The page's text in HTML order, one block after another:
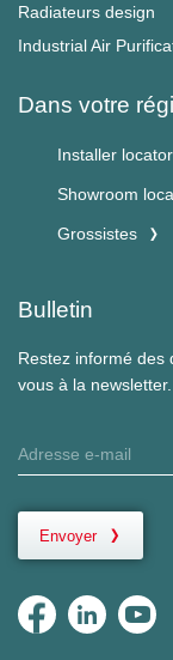
Radiateurs design
Industrial Air
Dans votre
Installer locator
Showroom
Grossistes
Bulletin
Restez informé des
vous à la newsletter.
Envoyer